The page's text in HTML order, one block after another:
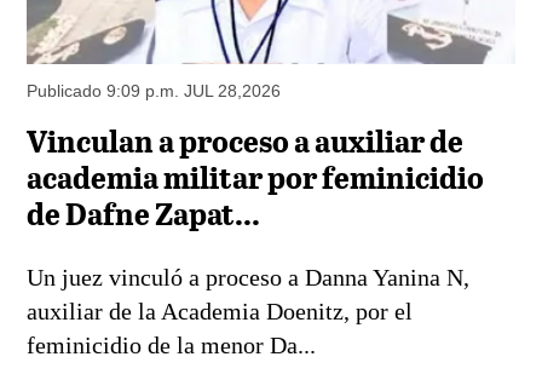
Publicado 9:09 p.m. JUL 28,2026
Vinculan a proceso a auxiliar de
academia militar por feminicidio
de Dafne Zapat...
Un juez vinculó a proceso a Danna Yanina N,
auxiliar de la Academia Doenitz, por el
feminicidio de la menor Da...